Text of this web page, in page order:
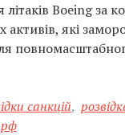
Boeing за
активів, які
санкцій,
рф